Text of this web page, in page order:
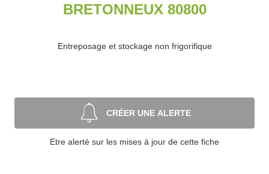
BRETONNEUX 80800
Entreposage et stockage non frigorifique
CRÉER UNE ALERTE
Etre alerté sur les mises à jour de cette fiche